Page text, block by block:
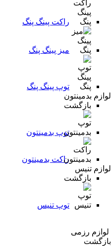
راکت پینگ پنگ
میز پینگ پنگ
توپ پینگ پنگ
لوازم بدمینتون
بازگشت
توپ بدمینتون
راکت بدمینتون
لوازم تنیس
بازگشت
توپ تنیس
لوازم رزمی
بازگشت